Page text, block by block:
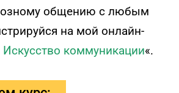
общению с любым
на мой онлайн-
Искусство коммуникации«.